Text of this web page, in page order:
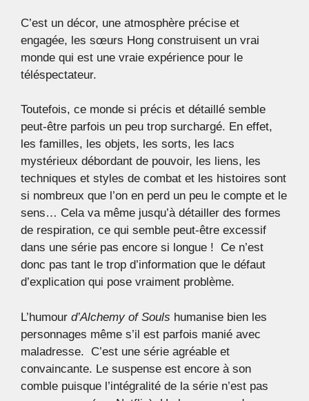
C’est un décor, une atmosphère précise et
engagée, les sœurs Hong construisent un vrai
monde qui est une vraie expérience pour le
téléspectateur.
Toutefois, ce monde si précis et détaillé semble
peut-être parfois un peu trop surchargé. En effet,
les familles, les objets, les sorts, les lacs
mystérieux débordant de pouvoir, les liens, les
techniques et styles de combat et les histoires sont
si nombreux que l’on en perd un peu le compte et le
sens… Cela va même jusqu’à détailler des formes
de respiration, ce qui semble peut-être excessif
dans une série pas encore si longue ! Ce n’est
donc pas tant le trop d’information que le défaut
d’explication qui pose vraiment problème.
L’humour d’Alchemy of Souls humanise bien les
personnages même s’il est parfois manié avec
maladresse. C’est une série agréable et
convaincante. Le suspense est encore à son
comble puisque l’intégralité de la série n’est pas